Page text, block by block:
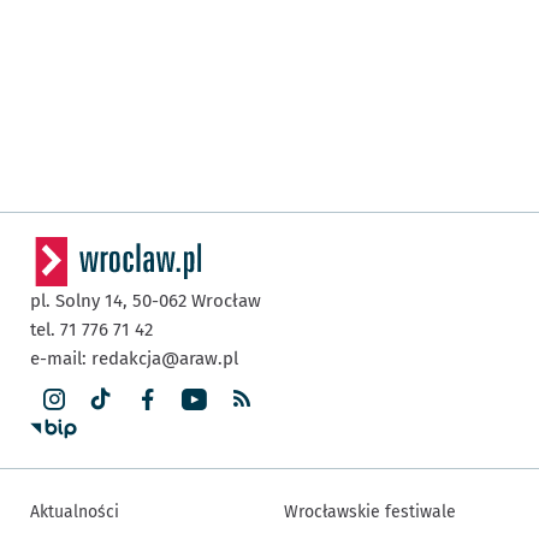
pl. Solny 14, 50-062 Wrocław
tel. 71 776 71 42
e-mail: redakcja@araw.pl
Aktualności Wrocławskie festiwale